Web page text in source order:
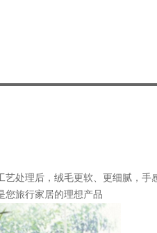
处理后，绒毛更软、更细腻，手
您旅行家居的理想产品